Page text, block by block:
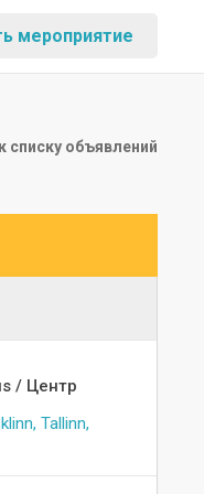
мероприятие
списку объявлений
/ Центр
Tallinn,